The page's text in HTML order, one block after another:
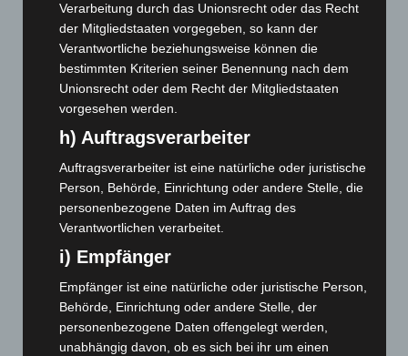
September 2024(112)
August 2024 (107)
Juli 2024(89)
Juni 2024(107)
April 2024
März 2024(103)
Februar 2024(103)
Januar 2024(111)
Dezember 2023(130)
November 2023 (130)
Oktober 2023 (114)
September 2023 (133)
Verarbeitung durch das Unionsrecht oder das Recht
der Mitgliedstaaten vorgegeben, so kann der
Verantwortliche beziehungsweise können die
bestimmten Kriterien seiner Benennung nach dem
Unionsrecht oder dem Recht der Mitgliedstaaten
vorgesehen werden.
h) Auftragsverarbeiter
Auftragsverarbeiter ist eine natürliche oder juristische
Person, Behörde, Einrichtung oder andere Stelle, die
personenbezogene Daten im Auftrag des
Verantwortlichen verarbeitet.
i) Empfänger
Empfänger ist eine natürliche oder juristische Person,
Behörde, Einrichtung oder andere Stelle, der
personenbezogene Daten offengelegt werden,
unabhängig davon, ob es sich bei ihr um einen